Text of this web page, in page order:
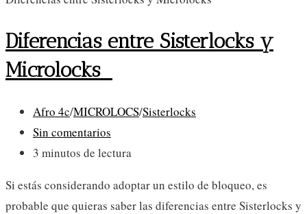
Diferencias entre Sisterlocks y
Microlocks
Categoría
de
la
Afro 4c/MICROLOCS/Sisterlocks
Comentarios
de
entrada:
Sin comentarios
Tiempo
lectura:
3 minutos de lectura
Si estás considerando adoptar un estilo de bloqueo, es
probable que quieras saber las diferencias entre Sisterlocks y